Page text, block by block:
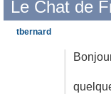
Le Chat de
tbernard